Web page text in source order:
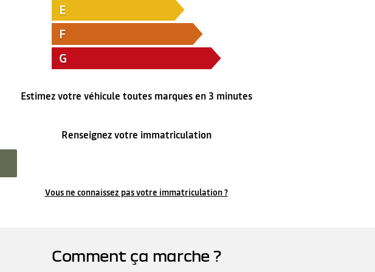
E
F
G
Estimez votre véhicule toutes marques en 3 minutes
Renseignez votre immatriculation
Vous ne connaissez pas votre immatriculation ?
Comment ça marche ?